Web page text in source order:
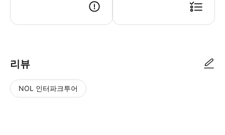
리뷰
NOL 인터파크투어